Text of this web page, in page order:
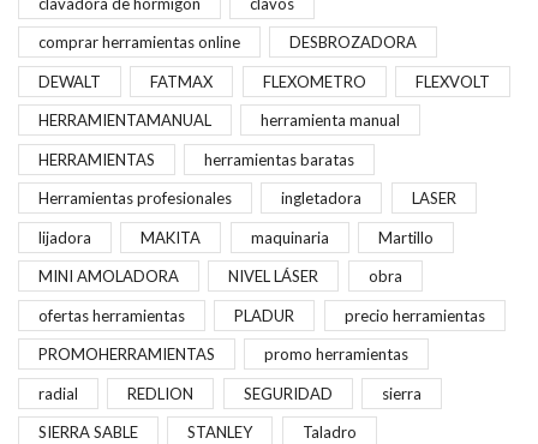
comprar herramientas online DESBROZADORA
DEWALT FATMAX FLEXOMETRO FLEXVOLT
HERRAMIENTAMANUAL herramienta manual
HERRAMIENTAS herramientas baratas
Herramientas profesionales ingletadora LASER
lijadora MAKITA maquinaria Martillo
MINI AMOLADORA NIVEL LÁSER obra
ofertas herramientas PLADUR precio herramientas
PROMOHERRAMIENTAS promo herramientas
radial REDLION SEGURIDAD sierra
SIERRA SABLE STANLEY Taladro